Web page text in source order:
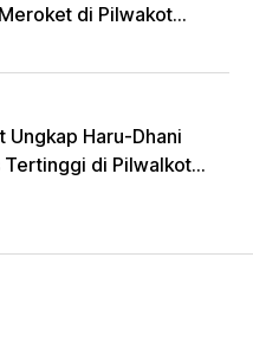
di Pilwakot
Ungkap Haru-Dhani
Tertinggi di Pilwalkot